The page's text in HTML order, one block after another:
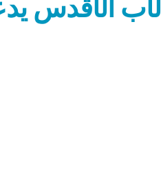
الأب الأقدس